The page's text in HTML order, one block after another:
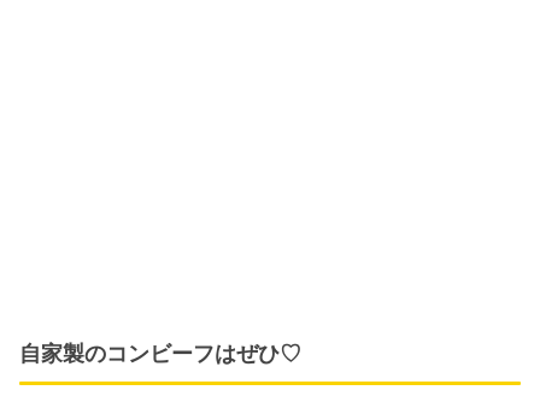
自家製のコンビーフはぜひ♡